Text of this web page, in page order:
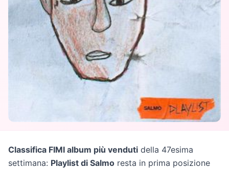
Classifica FIMI album più venduti della 47esima
settimana: Playlist di Salmo resta in prima posizione